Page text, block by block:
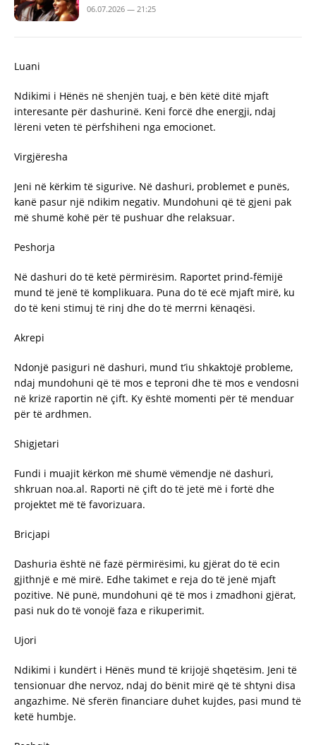
06.07.2026 — 21:25
Luani
Ndikimi i Hënës në shenjën tuaj, e bën këtë ditë mjaft
interesante për dashurinë. Keni forcë dhe energji, ndaj
lëreni veten të përfshiheni nga emocionet.
Virgjëresha
Jeni në kërkim të sigurive. Në dashuri, problemet e punës,
kanë pasur një ndikim negativ. Mundohuni që të gjeni pak
më shumë kohë për të pushuar dhe relaksuar.
Peshorja
Në dashuri do të ketë përmirësim. Raportet prind-fëmijë
mund të jenë të komplikuara. Puna do të ecë mjaft mirë, ku
do të keni stimuj të rinj dhe do të merrni kënaqësi.
Akrepi
Ndonjë pasiguri në dashuri, mund t’iu shkaktojë probleme,
ndaj mundohuni që të mos e teproni dhe të mos e vendosni
në krizë raportin në çift. Ky është momenti për të menduar
për të ardhmen.
Shigjetari
Fundi i muajit kërkon më shumë vëmendje në dashuri,
shkruan noa.al. Raporti në çift do të jetë më i fortë dhe
projektet më të favorizuara.
Bricjapi
Dashuria është në fazë përmirësimi, ku gjërat do të ecin
gjithnjë e më mirë. Edhe takimet e reja do të jenë mjaft
pozitive. Në punë, mundohuni që të mos i zmadhoni gjërat,
pasi nuk do të vonojë faza e rikuperimit.
Ujori
Ndikimi i kundërt i Hënës mund të krijojë shqetësim. Jeni të
tensionuar dhe nervoz, ndaj do bënit mirë që të shtyni disa
angazhime. Në sferën financiare duhet kujdes, pasi mund të
ketë humbje.